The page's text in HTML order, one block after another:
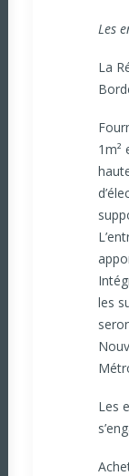
Les
La
1m²
les
Les